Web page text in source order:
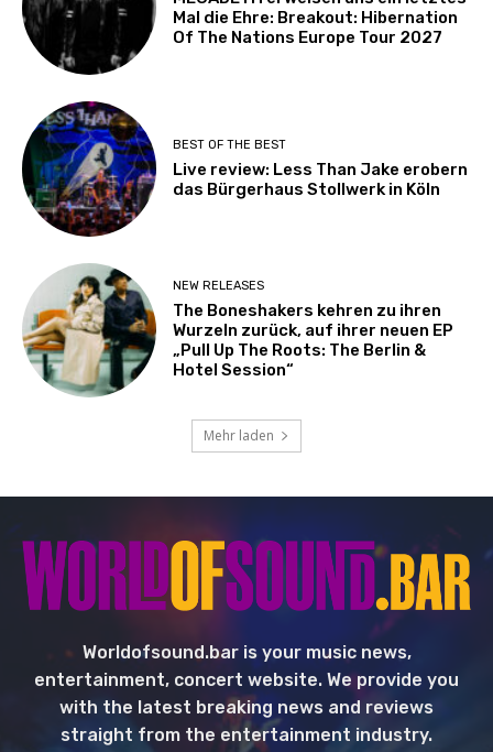
Mal die Ehre: Breakout: Hibernation
Of The Nations Europe Tour 2027
BEST OF THE BEST
Live review: Less Than Jake erobern
das Bürgerhaus Stollwerk in Köln
NEW RELEASES
The Boneshakers kehren zu ihren
Wurzeln zurück, auf ihrer neuen EP
„Pull Up The Roots: The Berlin &
Hotel Session“
Mehr laden
Worldofsound.bar is your music news,
entertainment, concert website. We provide you
with the latest breaking news and reviews
straight from the entertainment industry.